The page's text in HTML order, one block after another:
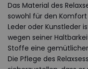
Das Material des
sowohl für den
Leder oder Kunstleder
wegen seiner
Stoffe eine
Die Pflege des